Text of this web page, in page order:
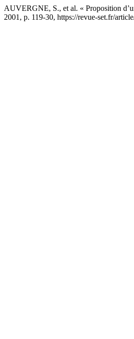
AUVERGNE, S., et al. « Proposition
2001, p. 119-30, https://revue-set.fr/